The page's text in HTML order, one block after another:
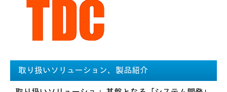
取り扱いソリューション、製品紹介